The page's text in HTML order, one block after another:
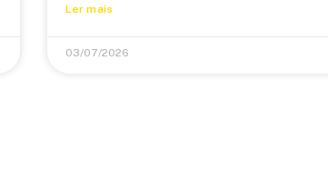
Ler mais
03/07/2026